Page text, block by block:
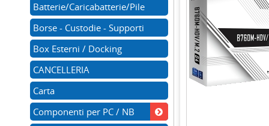
Batterie/Caricabatterie/Pile
Borse - Custodie - Supporti
Box Esterni / Docking
CANCELLERIA
Carta
Componenti per PC / NB